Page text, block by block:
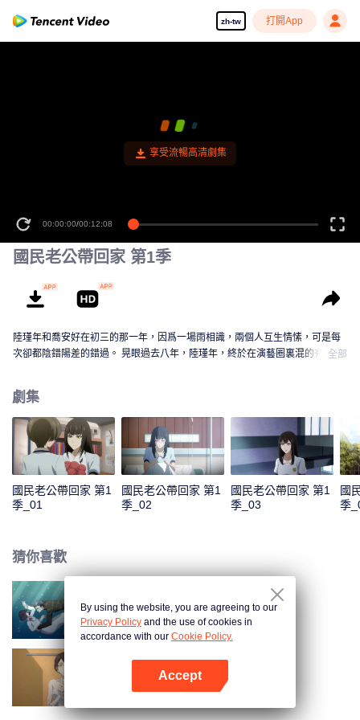
zh-tw 打開App
享受流暢高清劇集
00:00:00/00:12:08
國民老公帶回家 第1季
陸瑾年和喬安好在初三的那一年，因爲一場雨相識，兩個人互生情愫，可是每
次卻都陰錯陽差的錯過。 晃眼過去八年，陸瑾年，終於在演藝圈裏混的有了起
族企業，曾經互相暗戀的兩個人，再次重逢，並開始扮演假未婚夫妻。兩人的
關係卻因之前的誤會處於冰封狀態。直到陸瑾年兩人互相坦露心跡，重修舊
好。 兩人的感情因一次又一次的誤會和旁人的阻隔而生隙，直到最後喬安好知
道真相……
全部
劇集
國民老公帶回家 第1
季_01
國民老公帶回家 第1
季_02
國民老公帶回家 第1
季_03
國
季
猜你喜歡
國民老公帶回家 第3季
國民老公帶回家 第2季
By using the website, you are agreeing to our
Privacy Policy and the use of cookies in
accordance with our Cookie Policy.
Accept